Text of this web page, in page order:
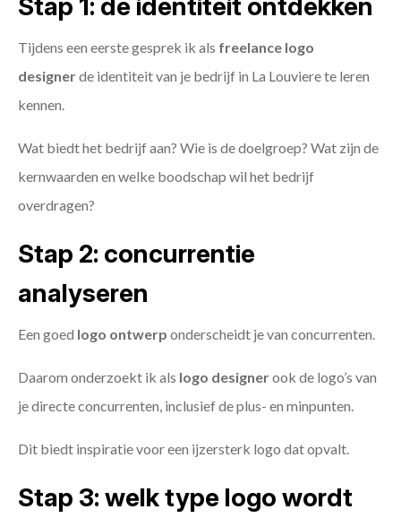
Stap 1: de identiteit ontdekken
Tijdens een eerste gesprek ik als freelance logo
designerde identiteit van je bedrijf in La Louviere te leren
kennen.
Wat biedt het bedrijf aan? Wie is de doelgroep? Wat zijn de
kernwaarden en welke boodschap wil het bedrijf
overdragen?
Stap 2: concurrentie
analyseren
Een goed logo ontwerp onderscheidt je van concurrenten.
Daarom onderzoekt ik als logo designerook de logo’s van
je directe concurrenten, inclusief de plus- en minpunten.
Dit biedt inspiratie voor een ijzersterk logo dat opvalt.
Stap 3: welk type logo wordt